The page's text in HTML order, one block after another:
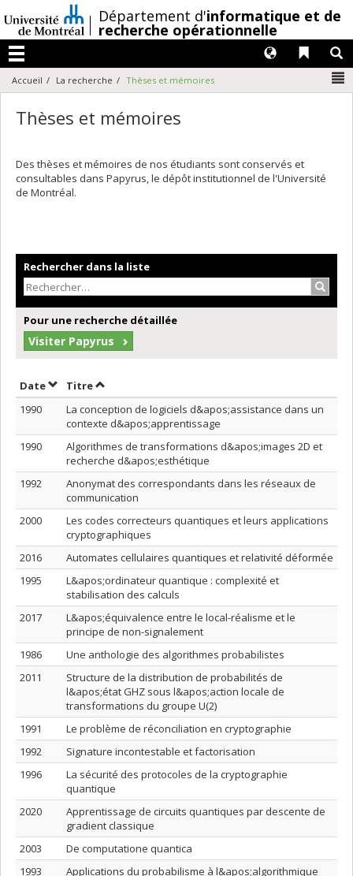
au
contenu
/Département d'informatique et de
recherche opérationnelle
Menu
Liens
Langues
Accueil La recherche Thèses et mémoires
Thèses et mémoires
Des thèses et mémoires de nos étudiants sont conservés et
consultables dans Papyrus, le dépôt institutionnel de l'Université
de Montréal.
Rechercher dans la liste
Pour une recherche détaillée
Visiter Papyrus
DateTrier par date en ordre croissant
TitreTrier par titre en ordre croissant
1990
La conception de logiciels d&apos;assistance dans un
contexte d&apos;apprentissage
1990
Algorithmes de transformations d&apos;images 2D et
recherche d&apos;esthétique
1992
Anonymat des correspondants dans les réseaux de
communication
2000
Les codes correcteurs quantiques et leurs applications
cryptographiques
2016
Automates cellulaires quantiques et relativité déformée
1995
L&apos;ordinateur quantique : complexité et
stabilisation des calculs
2017
L&apos;équivalence entre le local-réalisme et le
principe de non-signalement
1986
Une anthologie des algorithmes probabilistes
2011
Structure de la distribution de probabilités de
l&apos;état GHZ sous l&apos;action locale de
transformations du groupe U(2)
1991
Le problème de réconciliation en cryptographie
1992
Signature incontestable et factorisation
1996
La sécurité des protocoles de la cryptographie
quantique
2020
Apprentissage de circuits quantiques par descente de
gradient classique
2003
De computatione quantica
1993
Applications du probabilisme à l&apos;algorithmique